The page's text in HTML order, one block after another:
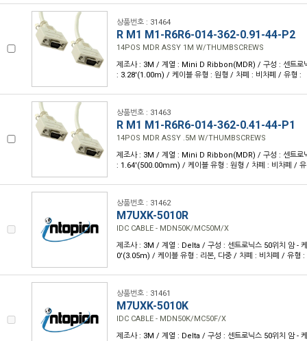
상품번호 : 31464
R M1 M1-R6R6-014-362-0.91-44-P2
14POS MDR ASSY 1M W/THUMBSCREWS
제조사 : 3M / 계열 : Mini D Ribbon(MDR) / 구성 : 센트로
: 3.28'(1.00m) / 케이블 유형 : 원형 / 차폐 : 비차폐 / 유형 :
상품번호 : 31463
R M1 M1-R6R6-014-362-0.41-44-P1
14POS MDR ASSY .5M W/THUMBSCREWS
제조사 : 3M / 계열 : Mini D Ribbon(MDR) / 구성 : 센트로
: 1.64'(500.00mm) / 케이블 유형 : 원형 / 차폐 : 비차폐 /
상품번호 : 31462
M7UXK-5010R
IDC CABLE - MDN50K/MC50M/X
제조사 : 3M / 계열 : Delta / 구성 : 센트로닉스 50위치 암 -
0'(3.05m) / 케이블 유형 : 리본, 다중 / 차폐 : 비차폐 / 유형 :
상품번호 : 31461
M7UXK-5010K
IDC CABLE - MDN50K/MC50F/X
제조사 : 3M / 계열 : Delta / 구성 : 센트로닉스 50위치 암 -